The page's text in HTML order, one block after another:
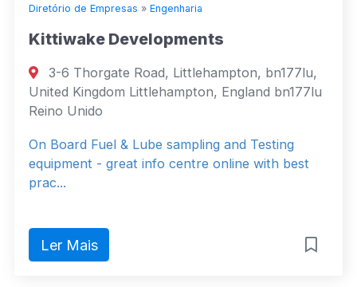
Diretório de Empresas » Engenharia
Kittiwake Developments
3-6 Thorgate Road, Littlehampton, bn177lu,
United Kingdom Littlehampton, England bn177lu
Reino Unido
On Board Fuel & Lube sampling and Testing
equipment - great info centre online with best
prac...
Ler Mais